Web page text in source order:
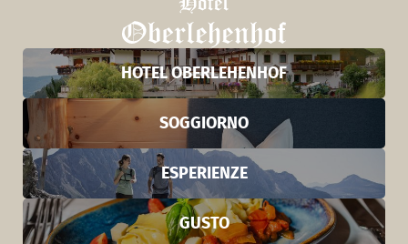
HOTEL OBERLEHENHOF
SOGGIORNO
ESPERIENZE
GUSTO